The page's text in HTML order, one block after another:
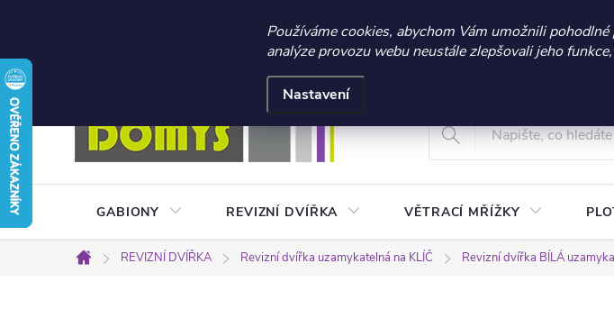
☀️ LETNÍ AKCE 2026 – sleva 300 Kč při nákupu nad
Používáme cookies, abychom Vám umožnili
analýze provozu webu neustále zlepšovali jeho
Nastavení
Přejít
na
obsah
+420
Obchodní podmínky Vrácení a reklamace zboží
GABIONY REVIZNÍ DVÍŘKA VĚTRACÍ MŘÍŽKY
Domů
REVIZNÍ DVÍŘKA Revizní dvířka uzamykatelná na KLÍČ Revizní dvířka BÍLÁ